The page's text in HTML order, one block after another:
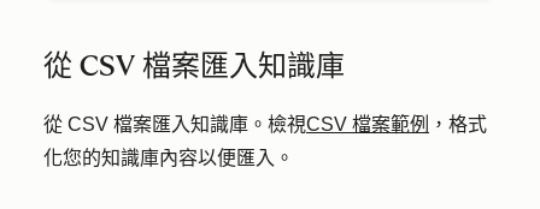
從 CSV 檔案匯入知識庫
從 CSV 檔案匯入知識庫。檢視CSV 檔案範例 ，格式
化您的知識庫內容以便匯入。